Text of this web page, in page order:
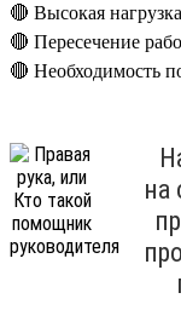
🔴 Высокая
🔴 Пересечение
🔴 Необходимость
на